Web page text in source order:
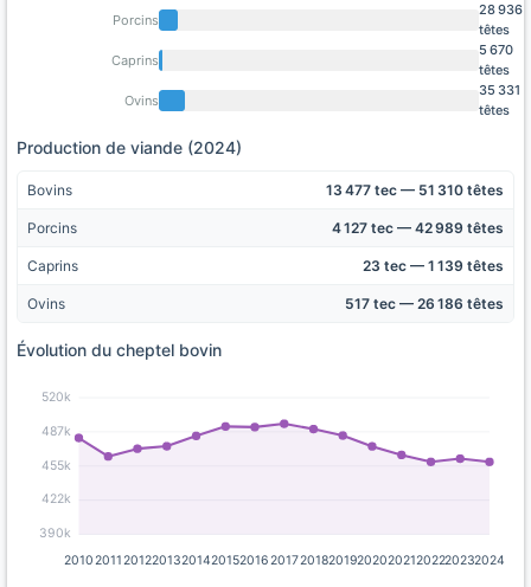
Porcins
28 936
têtes
Caprins
5 670
têtes
Ovins
35 331
têtes
Production de viande (2024)
Bovins 13 477 tec — 51 310 têtes
Porcins 4 127 tec — 42 989 têtes
Caprins 23 tec — 1 139 têtes
Ovins 517 tec — 26 186 têtes
Évolution du cheptel bovin
390k
422k
455k
487k
520k
201020112012201320142015201620172018201920202021202220232024